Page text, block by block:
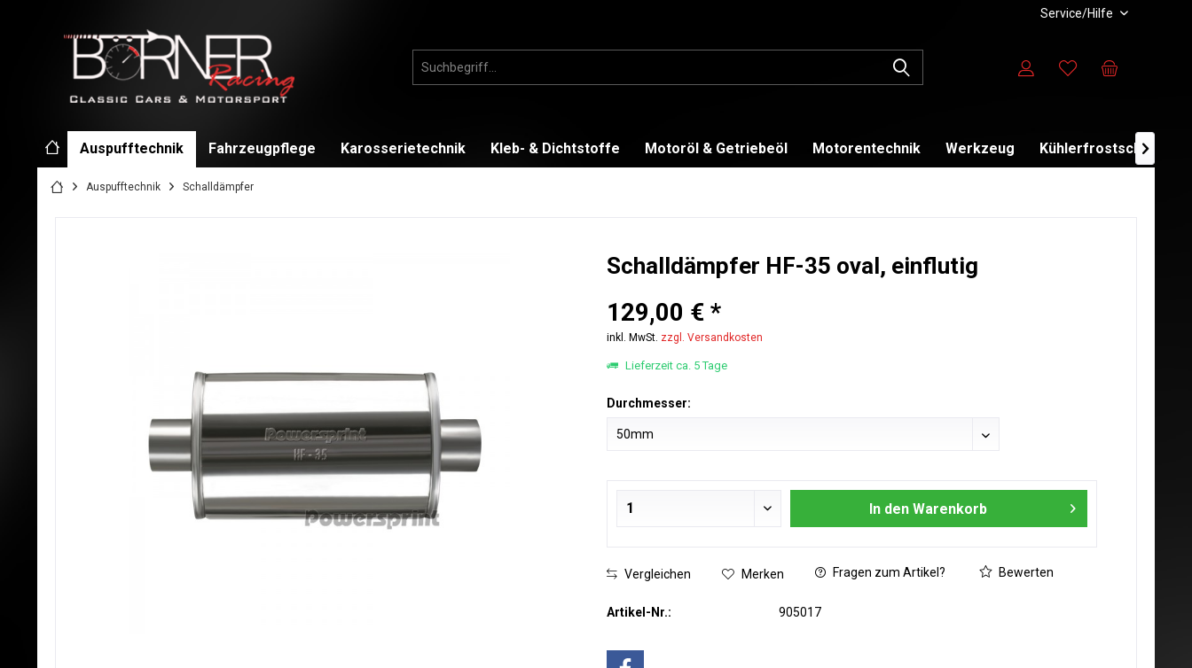
Service/Hilfe
Auspufftechnik Fahrzeugpflege Karosserietechnik Kleb- & Dichtstoffe Motoröl & Getriebeöl Motorentechnik Werkzeug Kühlerfrostschutz

Auspufftechnik Schalldämpfer
Schalldämpfer HF-35 oval, einflutig
129,00 € *
inkl. MwSt. zzgl. Versandkosten
Lieferzeit ca. 5 Tage
Durchmesser:
In den Warenkorb
Vergleichen Merken Fragen zum Artikel? Bewerten
Artikel-Nr.: 905017